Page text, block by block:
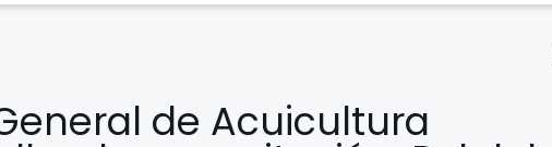
de Acuicultura